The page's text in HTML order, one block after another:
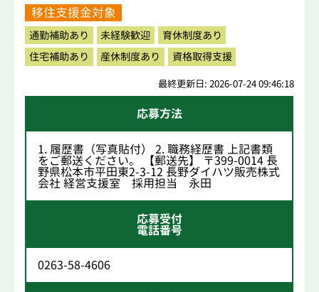
移住支援金対象
通勤補助あり 未経験歓迎
育休制度あり
住宅補助あり
産休制度あり 資格取得支援
最終更新日: 2026-07-24 09:46:18
応募方法
1. 履歴書（写真貼付） 2. 職務経歴書 上記書類
をご郵送ください。 【郵送先】 〒399-0014 長
野県松本市平田東2-3-12 長野ダイハツ販売株式
会社 経営支援室 採用担当 永田
応募受付
電話番号
0263-58-4606